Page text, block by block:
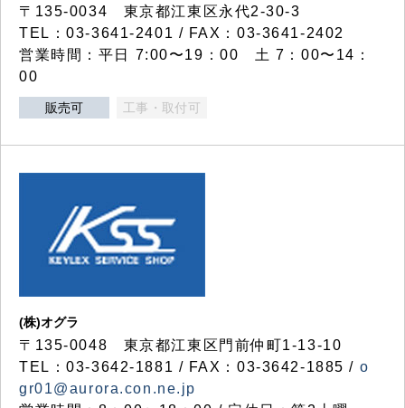
〒135-0034 東京都江東区永代2-30-3
TEL：03-3641-2401 / FAX：03-3641-2402
営業時間：平日 7:00〜19：00 土 7：00〜14：
00
販売可 工事・取付可
(株)オグラ
〒135-0048 東京都江東区門前仲町1-13-10
TEL：03-3642-1881 / FAX：03-3642-1885 / o
gr01@aurora.con.ne.jp